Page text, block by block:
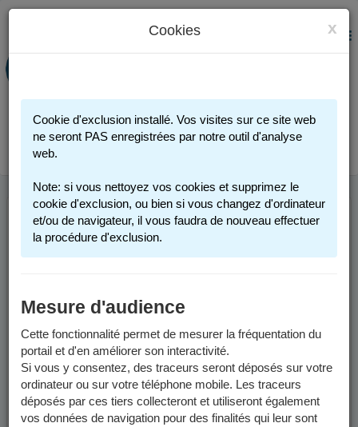
PORTAIL FAMILLE
Connexion
MENU
ACTIVITÉS
SPORTIVES 2025-
2026
Les activités sportives proposées par la Ville de Grenoble sont
encadrées par des professionnels de la ville (ETAPS et MNS).
Activités sportives -
x
Cookies
Cookie d'exclusion installé. Vos visites sur ce site web
ne seront PAS enregistrées par notre outil d'analyse
web.
Note: si vous nettoyez vos cookies et supprimez le
cookie d'exclusion, ou bien si vous changez d'ordinateur
et/ou de navigateur, il vous faudra de nouveau effectuer
la procédure d'exclusion.
Mesure d'audience
Cette fonctionnalité permet de mesurer la fréquentation du
portail et d'en améliorer son interactivité.
Si vous y consentez, des traceurs seront déposés sur votre
ordinateur ou sur votre téléphone mobile. Les traceurs
déposés par ces tiers collecteront et utiliseront également
vos données de navigation pour des finalités qui leur sont